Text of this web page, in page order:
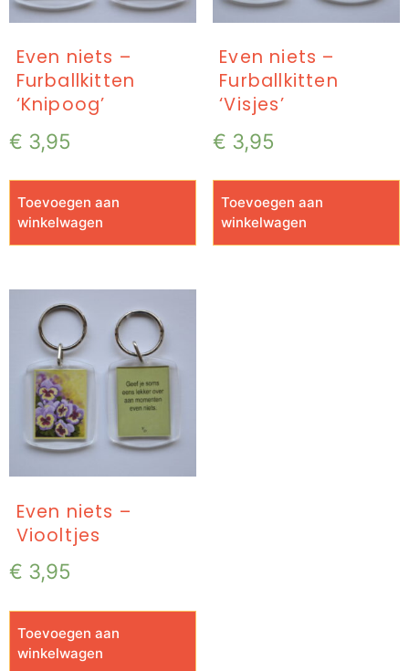
Even niets –
Furballkitten
‘Knipoog’
€ 3,95
Toevoegen aan
winkelwagen
Even niets –
Furballkitten
‘Visjes’
€ 3,95
Toevoegen aan
winkelwagen
Even niets –
Viooltjes
€ 3,95
Toevoegen aan
winkelwagen